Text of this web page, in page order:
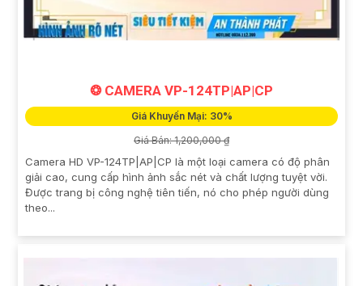
❂ CAMERA VP-124TP|AP|CP
Giá Khuyến Mại: 30%
Giá Bán: 1,200,000 ₫
Camera HD VP-124TP|AP|CP là một loại camera có độ phân
giải cao, cung cấp hình ảnh sắc nét và chất lượng tuyệt vời.
Được trang bị công nghệ tiên tiến, nó cho phép người dùng
theo...